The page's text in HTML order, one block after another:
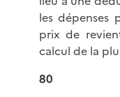
les dépenses
prix de
calcul de la
80